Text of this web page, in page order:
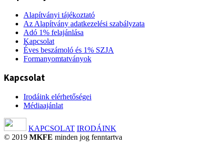
Alapítványi tájékoztató
Az Alapítvány adatkezelési szabályzata
Adó 1% felajánlása
Kapcsolat
Éves beszámoló és 1% SZJA
Formanyomtatványok
Kapcsolat
Irodáink elérhetőségei
Médiaajánlat
KAPCSOLAT IRODÁINK
© 2019 MKFE minden jog fenntartva